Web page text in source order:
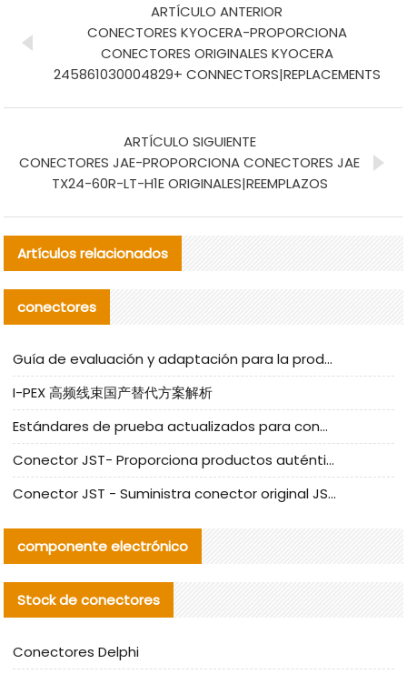
ARTÍCULO ANTERIOR
CONECTORES KYOCERA-PROPORCIONA
CONECTORES ORIGINALES KYOCERA
245861030004829+ CONNECTORS|REPLACEMENTS
ARTÍCULO SIGUIENTE
CONECTORES JAE-PROPORCIONA CONECTORES JAE
TX24-60R-LT-H1E ORIGINALES|REEMPLAZOS
Artículos relacionados
conectores
Guía de evaluación y adaptación para la producción en serie de componentes de cables nacionales para CNC Tech
I-PEX 高频线束国产替代方案解析
Estándares de prueba actualizados para conectores nacionales bajo la referencia de CLIFF
Conector JST- Proporciona productos auténticos y alternativos del conector JST NSHR-02V-S
Conector JST - Suministra conector original JST GHR-09V-S | productos alternativos
componente electrónico
Stock de conectores
Conectores Delphi